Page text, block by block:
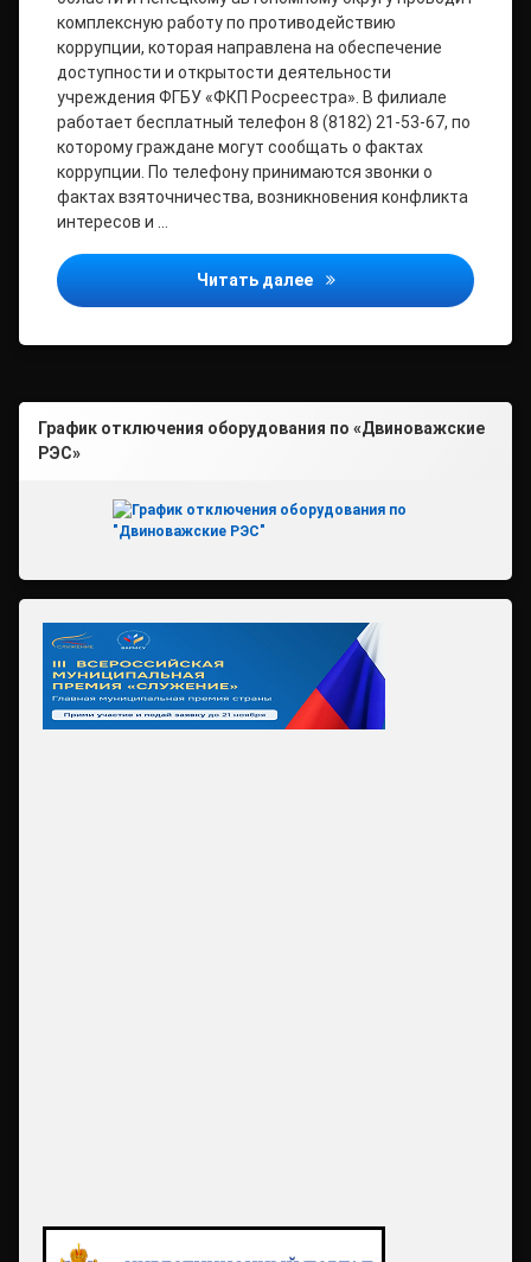
комплексную работу по противодействию
коррупции, которая направлена на обеспечение
доступности и открытости деятельности
учреждения ФГБУ «ФКП Росреестра». В филиале
работает бесплатный телефон 8 (8182) 21-53-67, по
которому граждане могут сообщать о фактах
коррупции. По телефону принимаются звонки о
фактах взяточничества, возникновения конфликта
интересов и …
Читать далее Информационное
График отключения оборудования по «Двиноважские
РЭС»